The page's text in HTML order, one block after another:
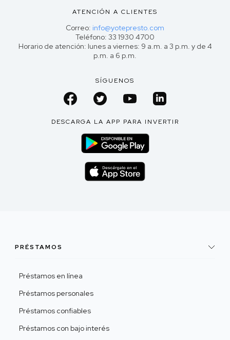
ATENCIÓN A CLIENTES
Correo: info@yotepresto.com
Teléfono: 33 1930 4700
Horario de atención: lunes a viernes: 9 a.m. a 3 p.m. y de 4
p.m. a 6 p.m.
SÍGUENOS
DESCARGA LA APP PARA INVERTIR
PRÉSTAMOS
Préstamos en línea
Préstamos personales
Préstamos confiables
Préstamos con bajo interés